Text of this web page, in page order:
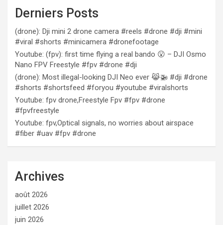
Derniers Posts
(drone): Dji mini 2 drone camera #reels #drone #dji #mini
#viral #shorts #minicamera #dronefootage
Youtube: (fpv): first time flying a real bando 😮 – DJI Osmo
Nano FPV Freestyle #fpv #drone #dji
(drone): Most illegal-looking DJI Neo ever 😹🚁 #dji #drone
#shorts #shortsfeed #foryou #youtube #viralshorts
Youtube: fpv drone,Freestyle Fpv #fpv #drone
#fpvfreestyle
Youtube: fpv,Optical signals, no worries about airspace
#fiber #uav #fpv #drone
Archives
août 2026
juillet 2026
juin 2026